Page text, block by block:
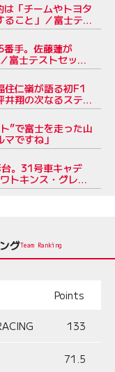
「チームやトヨタ
こと」／富士テス
番手。佐藤蓮が
富士テストセッ
住仁嶺が語る初F1
井翔の次なるステッ
”で富士を走った山
ですね」
。31号車キャデ
トキンス・グレン6
グTeam Ranking
Points
133
71.5